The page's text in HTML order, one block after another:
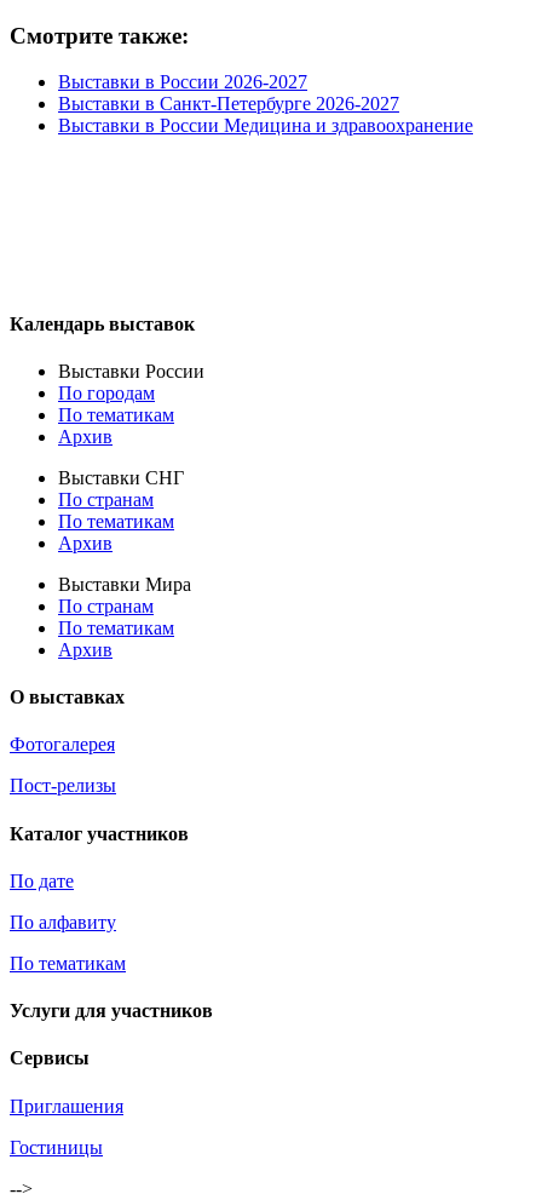
Смотрите также:
Выставки в России 2026-2027
Выставки в Санкт-Петербурге 2026-2027
Выставки в России Медицина и здравоохранение
Календарь выставок
Выставки России
По городам
По тематикам
Архив
Выставки СНГ
По странам
По тематикам
Архив
Выставки Мира
По странам
По тематикам
Архив
О выставках
Фотогалерея
Пост-релизы
Каталог участников
По дате
По алфавиту
По тематикам
Услуги для участников
Сервисы
Приглашения
Гостиницы
-->